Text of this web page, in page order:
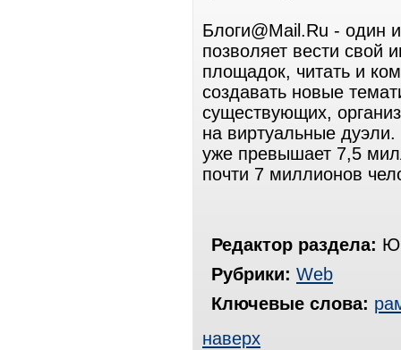
Блоги@Mail.Ru - один
позволяет вести свой
площадок, читать и
создавать новые
существующих,
на виртуальные
уже превышает 7,5
почти 7 миллионов
Редактор раздела:
Рубрики: Web
Ключевые слова:
наверх